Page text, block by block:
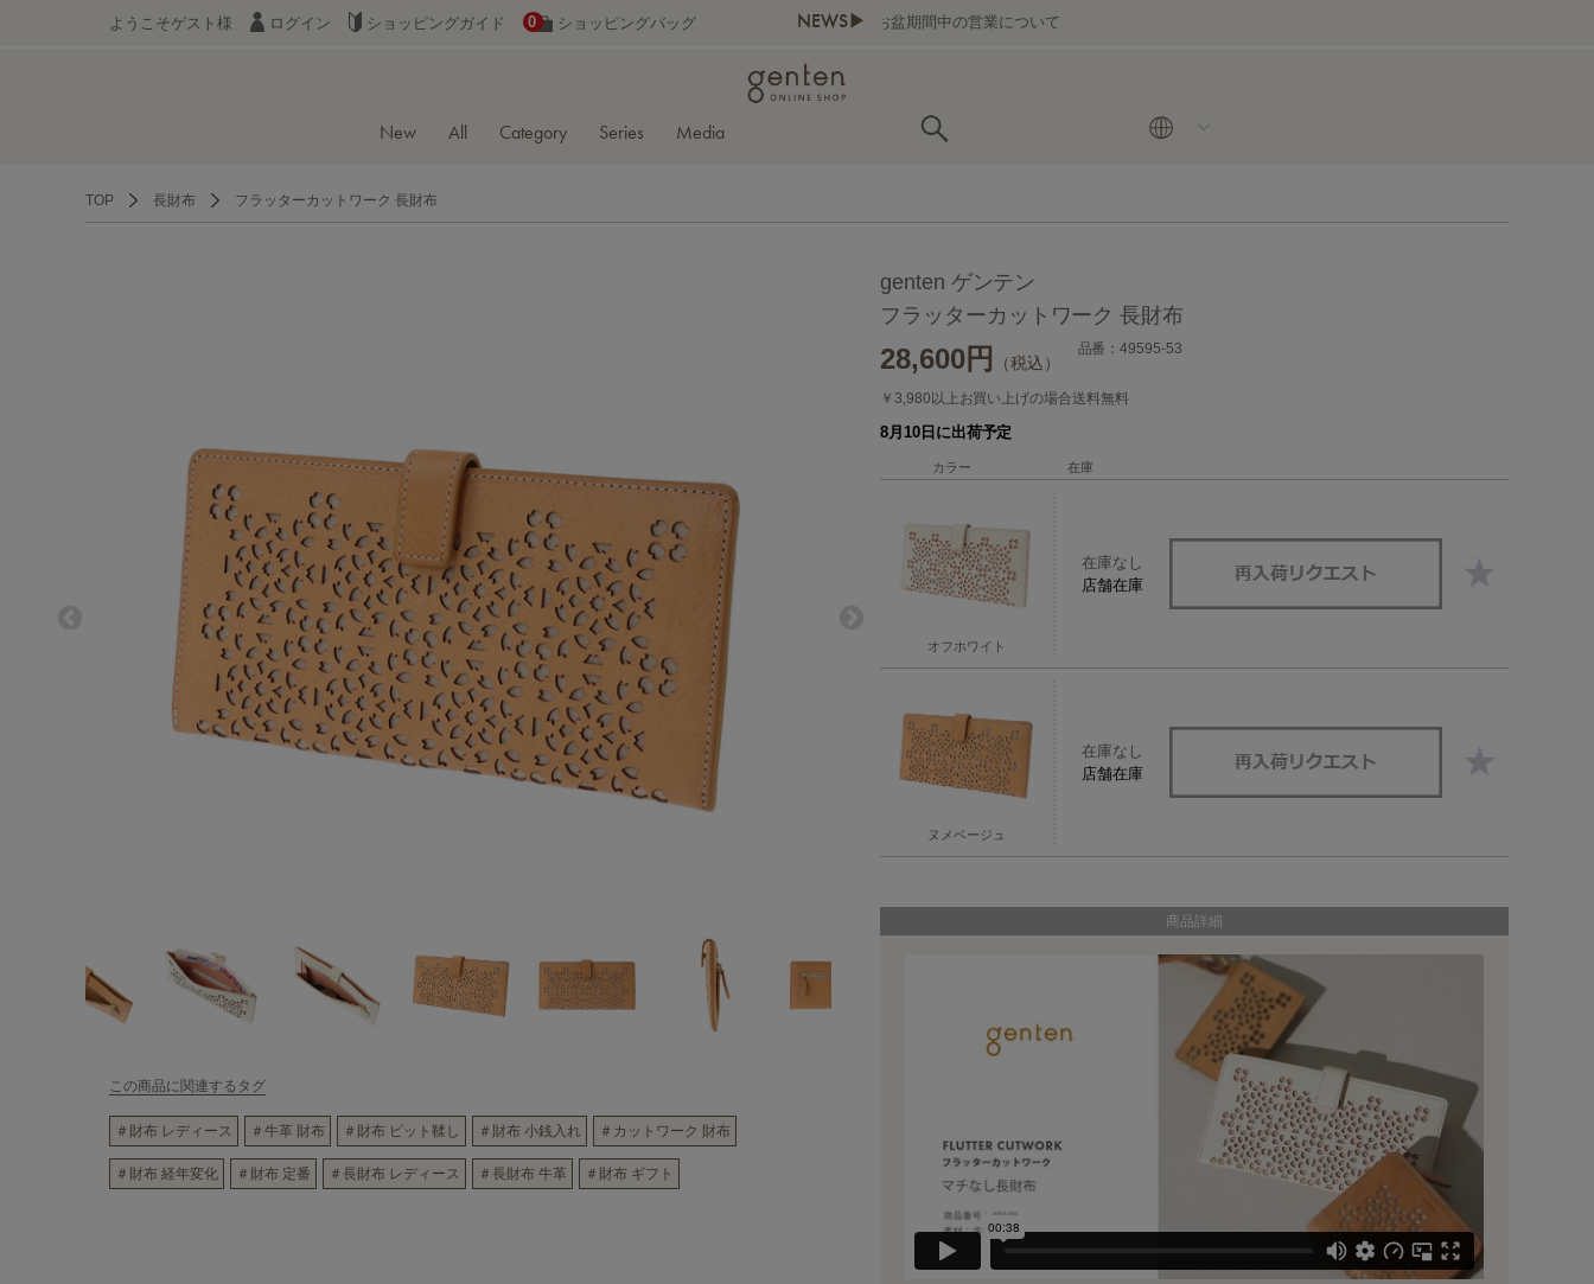
ようこそゲスト様 ログイン ショッピングガイド ショッピングバッグ
0 NEWS▶
New All Category Series Media
TOP 長財布 フラッターカットワーク 長財布
この商品に関連するタグ
＃財布 レディース ＃牛革 財布 ＃財布 ピット鞣し ＃財布 小銭入れ ＃カットワーク 財布
＃財布 経年変化 ＃財布 定番 ＃長財布 レディース ＃長財布 牛革 ＃財布 ギフト
genten ゲンテン
フラッターカットワーク 長財布
28,600円 （税込）
品番：49595-53
￥3,980以上お買い上げの場合送料無料
8月10日に出荷予定
カラー 在庫
オフホワイト
在庫なし
店舗在庫
ヌメベージュ
在庫なし
店舗在庫
商品詳細